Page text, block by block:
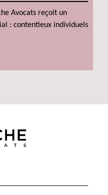
Avocats reçoit un
: contentieux individuels